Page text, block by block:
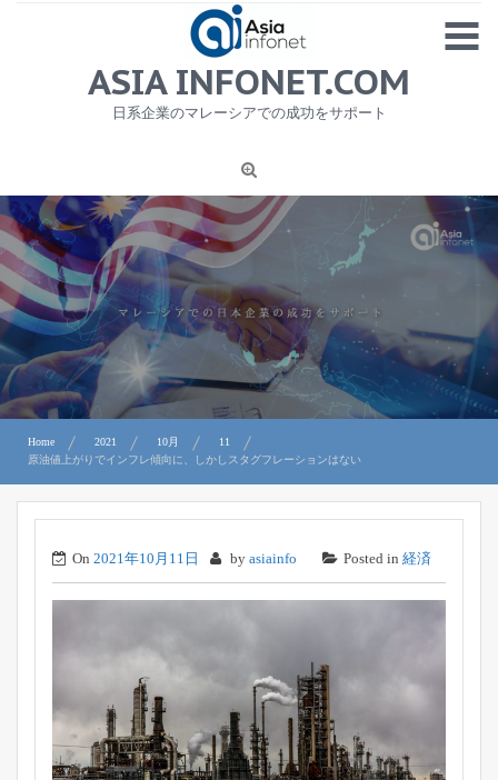
MENU
1
ニュース
労務サービス
プライバシーポリシー及び著作権について
お問合せ
ASIA INFONET.COM
日系企業のマレーシアでの成功をサポート
Home 2021 10月
11
原油値上がりでインフレ傾向に、しかしスタグフレーションはない
On 2021年10月11日 by asiainfo Posted in 経済